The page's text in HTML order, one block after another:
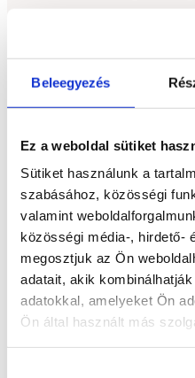
Beleegyezés
Ez a weboldal sütiket
Sütiket használunk a
szabásához, közösségi
valamint
közösségi média-, hirdető-
megosztjuk az Ön
adatait, akik
adatokkal, amelyeket Ön
Ön által használt más
Ajánlott: életválság,
régi lávafolyásokban
jönnek létre a réteges,
minden darab teljesen
🧘‍♂️Hogyan használd?
Meditációban
ülés alatt vagy
visszahozzon a
Zsebben hordva
belső erőt
energetikailag